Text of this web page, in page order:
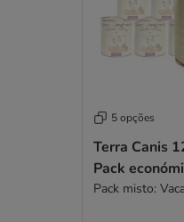
5 opções
Terra Canis
Pack
Pack misto: